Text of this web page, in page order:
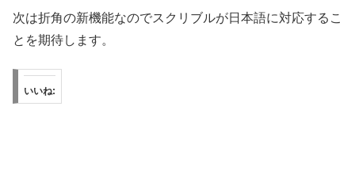
次は折角の新機能なのでスクリブルが日本語に対応するこ
とを期待します。
いいね: